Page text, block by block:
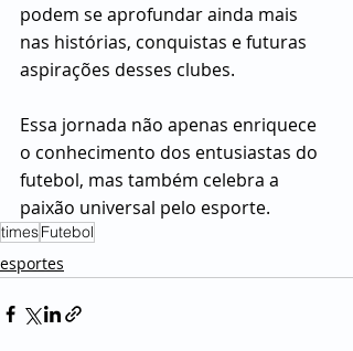
podem se aprofundar ainda mais
nas histórias, conquistas e futuras
aspirações desses clubes.
Essa jornada não apenas enriquece
o conhecimento dos entusiastas do
futebol, mas também celebra a
paixão universal pelo esporte.
timesFutebol
esportes